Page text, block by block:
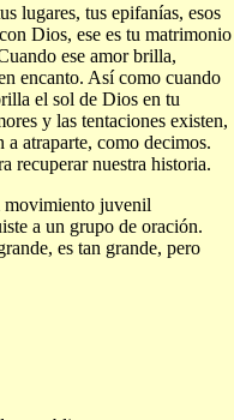
lugares, tus epifanías, esos
Dios, ese es tu matrimonio
ese amor brilla,
encanto. Así como cuando
el sol de Dios en tu
y las tentaciones existen,
atraparte, como decimos.
recuperar nuestra historia.
movimiento juvenil
a un grupo de oración.
es tan grande, pero